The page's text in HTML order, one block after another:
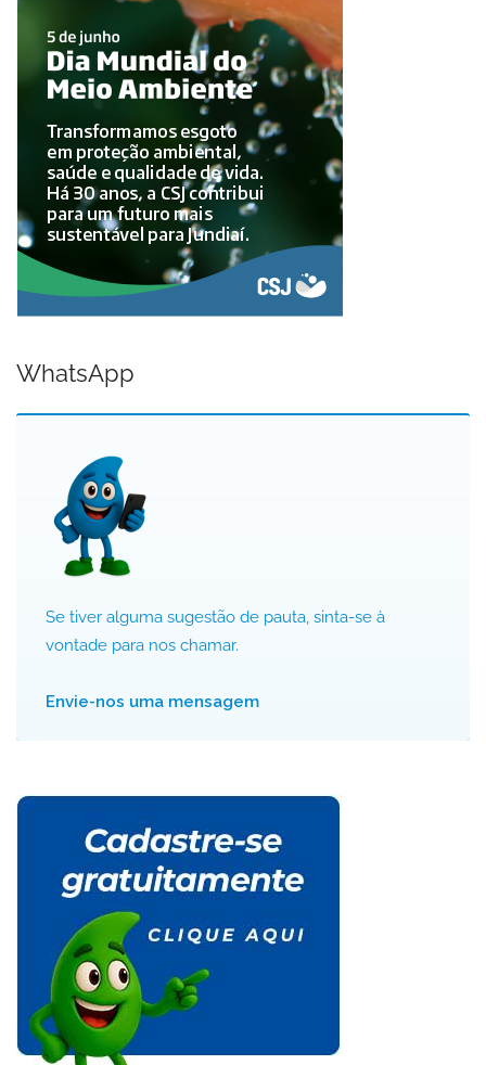
WhatsApp
Se tiver alguma sugestão de pauta, sinta-se à
vontade para nos chamar.
Envie-nos uma mensagem